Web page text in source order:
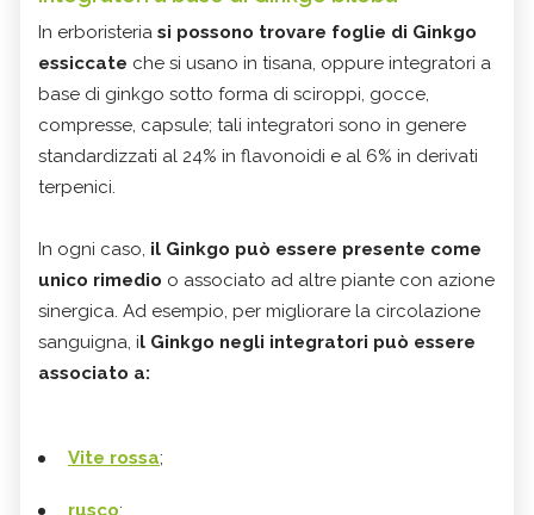
In erboristeria si possono trovare foglie di Ginkgo
essiccate che si usano in tisana, oppure integratori a
base di ginkgo sotto forma di sciroppi, gocce,
compresse, capsule; tali integratori sono in genere
standardizzati al 24% in flavonoidi e al 6% in derivati
terpenici.
In ogni caso, il Ginkgo può essere presente come
unico rimedio o associato ad altre piante con azione
sinergica. Ad esempio, per migliorare la circolazione
sanguigna, il Ginkgo negli integratori può essere
associato a:
Vite rossa;